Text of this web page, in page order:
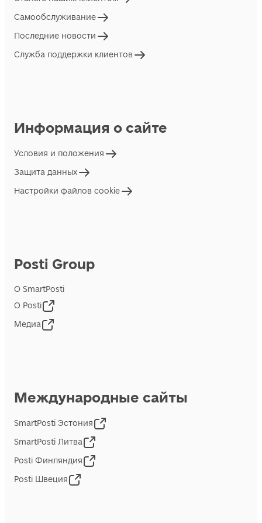
Самообслуживание
Последние новости
Служба поддержки клиентов
Информация о сайте
Условия и положения
Защита данных
Настройки файлов cookie
Posti Group
О SmartPosti
О Posti
Медиа
Международные сайты
SmartPosti Эстония
SmartPosti Литва
Posti Финляндия
Posti Швеция